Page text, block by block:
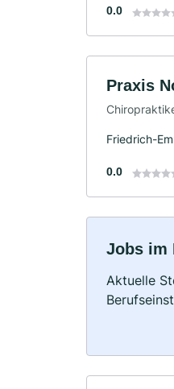
0.0
Praxis
Friedrich-
0.0
Jobs im
Aktuelle